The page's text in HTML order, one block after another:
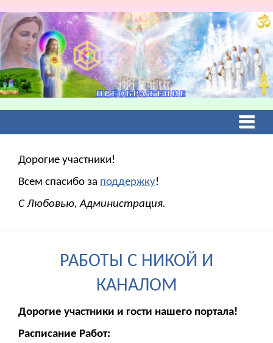
Дорогие участники!
Всем спасибо за поддержку!
С Любовью, Администрация.
РАБОТЫ С НИКОЙ И
КАНАЛОМ
Дорогие участники и гости нашего портала!
Расписание Работ: